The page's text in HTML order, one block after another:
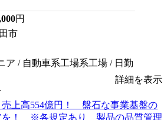
円
市
ア / 自動車系工場系工場 / 日勤
詳細を表示